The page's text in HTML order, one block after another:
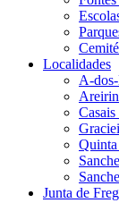
Localidades
A-
Junta de